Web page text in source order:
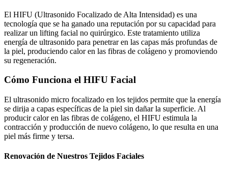
El HIFU (Ultrasonido Focalizado de Alta Intensidad) es una
tecnología que se ha ganado una reputación por su capacidad para
realizar un lifting facial no quirúrgico. Este tratamiento utiliza
energía de ultrasonido para penetrar en las capas más profundas de
la piel, produciendo calor en las fibras de colágeno y promoviendo
su regeneración.
Cómo Funciona el HIFU Facial
El ultrasonido micro focalizado en los tejidos permite que la energía
se dirija a capas específicas de la piel sin dañar la superficie. Al
producir calor en las fibras de colágeno, el HIFU estimula la
contracción y producción de nuevo colágeno, lo que resulta en una
piel más firme y tersa.
Renovación de Nuestros Tejidos Faciales